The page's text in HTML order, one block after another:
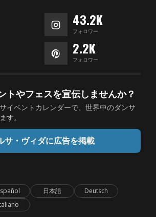
43.2K
フォロワー
2.2K
フォロワー
トやフェスを宣伝しませんか？
イベントカレンダーで、世界中のダンサ
す。
サ・ヴィダに広告を掲載
日本語
Deutsch